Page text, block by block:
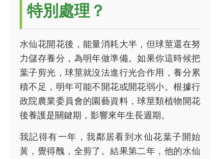
特別處理？
水仙花開花後，能量消耗大半，但球莖還在努
力儲存養分，為明年做準備。如果你這時候把
葉子剪光，球莖就沒法進行光合作用，養分累
積不足，明年可能不開花或開花弱小。根據行
政院農業委員會的園藝資料，球莖類植物開花
後養護是關鍵期，影響來年生長週期。
我記得有一年，我鄰居看到水仙花葉子開始
黃，覺得醜，全剪了。結果第二年，他的水仙